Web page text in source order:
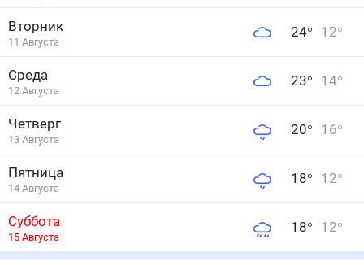
Вторник
11 Августа
24° 12°
Среда
12 Августа
23° 14°
Четверг
13 Августа
20° 16°
Пятница
14 Августа
18° 12°
Суббота
15 Августа
18° 12°